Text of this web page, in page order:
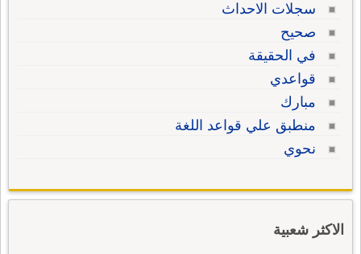
سجلات الاحداث
صحيح
في الحقيقة
قواعدي
مبارك
منطبق علي قواعد اللغة
نحوي
الاكثر شعبية